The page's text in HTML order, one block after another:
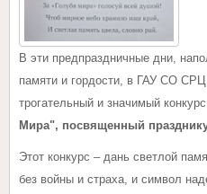
В эти предпраздничные дни,
памяти и гордости, в ГАУ СО
трогательный и значимый
Мира", посвященный
Этот конкурс – дань светлой
без войны и страха, и символ